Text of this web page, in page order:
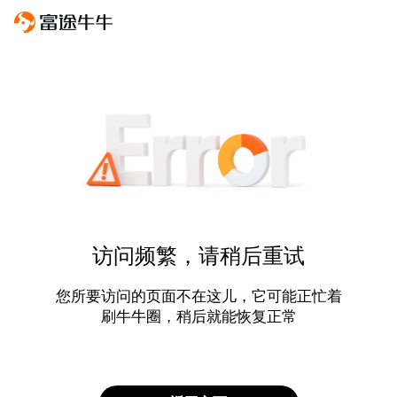
访问频繁，请稍后重试
您所要访问的页面不在这儿，它可能正忙着
刷牛牛圈，稍后就能恢复正常